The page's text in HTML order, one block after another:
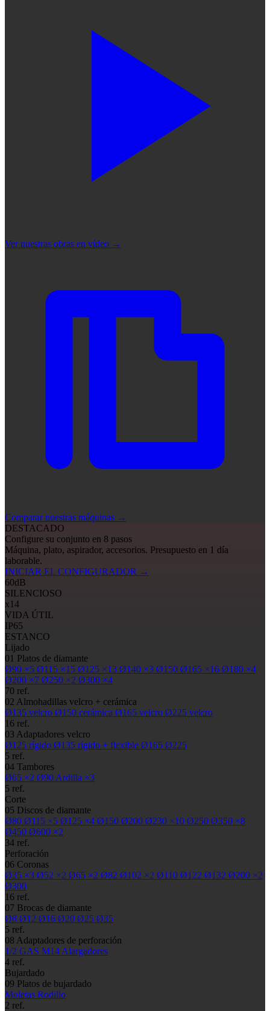
Ver nuestras obras en vídeo →
Comparar nuestras máquinas →
DESTACADO
Configure su conjunto en 8 pasos
Máquina, plato, aspirador, accesorios. Presupuesto en 1 día
laborable.
INICIAR EL CONFIGURADOR →
60dB
SILENCIOSO
x14
VIDA ÚTIL
IP65
ESTANCO
Lijado
01 Platos de diamante
Ø90 ×5 Ø115 ×15 Ø125 ×13 Ø140 ×3 Ø150 Ø165 ×16 Ø180 ×4
Ø200 ×7 Ø250 ×2 Ø300 ×4
70 ref.
02 Almohadillas velcro + cerámica
Ø135 velcro Ø150 cerámica Ø165 velcro Ø225 velcro
16 ref.
03 Adaptadores velcro
Ø125 rígido Ø135 rígido + flexible Ø165 Ø225
5 ref.
04 Tambores
Ø65 ×2 Ø90 Ardilla ×3
5 ref.
Corte
05 Discos de diamante
Ø80 Ø115 ×5 Ø125 ×4 Ø150 Ø200 Ø230 ×10 Ø250 Ø350 ×8
Ø450 Ø600 ×2
34 ref.
Perforación
06 Coronas
Ø35 ×3 Ø52 ×2 Ø65 ×2 Ø82 Ø102 ×2 Ø110 Ø122 Ø132 Ø200 ×2
Ø300
16 ref.
07 Brocas de diamante
Ø8 Ø12 Ø16 Ø20 Ø25 Ø35
5 ref.
08 Adaptadores de perforación
1/2 GAS M14 Alargadores
4 ref.
Bujardado
09 Platos de bujardado
Moletas Rodillo
2 ref.